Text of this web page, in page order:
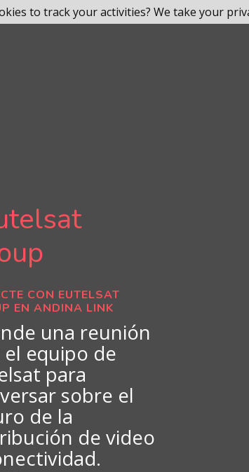
CON EUTELSAT
EN ANDINA LINK
una reunión
el equipo de
para
sobre el
de la
de video
to track your activities? We take your